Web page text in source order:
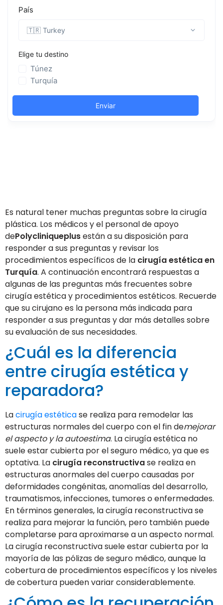
Es natural tener muchas preguntas sobre la cirugía
plástica. Los médicos y el personal de apoyo
dePolycliniqueplusestán a su disposición para
responder a sus preguntas y revisar los
procedimientos específicos de la cirugía estética en
Turquía. A continuación encontrará respuestas a
algunas de las preguntas más frecuentes sobre
cirugía estética y procedimientos estéticos. Recuerde
que su cirujano es la persona más indicada para
responder a sus preguntas y dar más detalles sobre
su evaluación de sus necesidades.
¿Cuál es la diferencia
entre cirugía estética y
reparadora?
Lacirugía estéticase realiza para remodelar las
estructuras normales del cuerpo con el fin demejorar
el aspecto y la autoestima. La cirugía estética no
suele estar cubierta por el seguro médico, ya que es
optativa. La cirugía reconstructivase realiza en
estructuras anormales del cuerpo causadas por
deformidades congénitas, anomalías del desarrollo,
traumatismos, infecciones, tumores o enfermedades.
En términos generales, la cirugía reconstructiva se
realiza para mejorar la función, pero también puede
completarse para aproximarse a un aspecto normal.
La cirugía reconstructiva suele estar cubierta por la
mayoría de las pólizas de seguro médico, aunque la
cobertura de procedimientos específicos y los niveles
de cobertura pueden variar considerablemente.